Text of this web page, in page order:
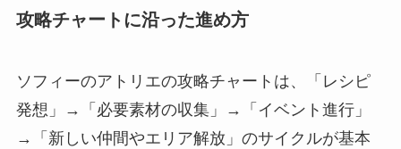
攻略チャートに沿った進め方
ソフィーのアトリエの攻略チャートは、「レシピ
発想」→「必要素材の収集」→「イベント進行」
→「新しい仲間やエリア解放」のサイクルが基本